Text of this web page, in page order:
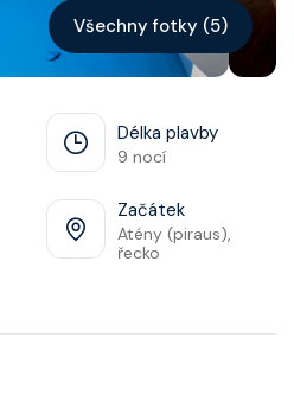
Všechny fotky (5)
Délka plavby
9 nocí
Začátek
Atény (piraus),
řecko